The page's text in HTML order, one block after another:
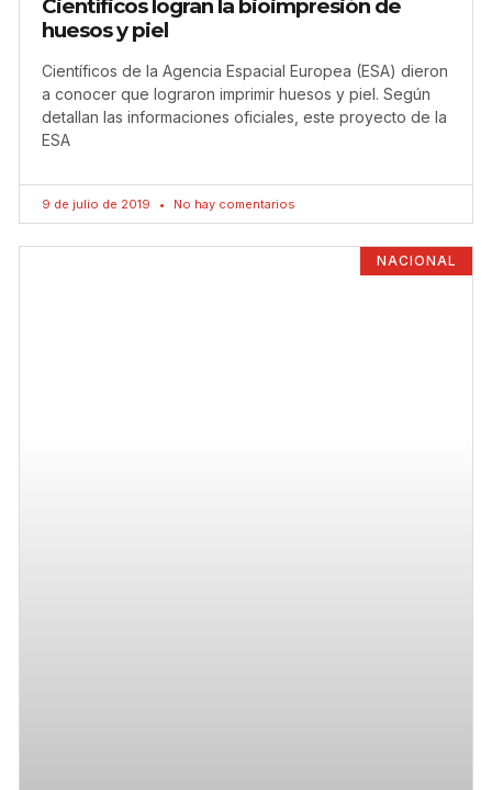
Científicos logran la bioimpresión de
huesos y piel
Científicos de la Agencia Espacial Europea (ESA) dieron
a conocer que lograron imprimir huesos y piel. Según
detallan las informaciones oficiales, este proyecto de la
ESA
9 de julio de 2019 No hay comentarios
NACIONAL